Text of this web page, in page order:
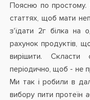
Поясню по простому.
статтях, щоб мати
з'їдати 2г білка на
рахунок продуктів,
вирішити.
періодично, щоб - не
Ми так і робили в
вибору пити протеїн